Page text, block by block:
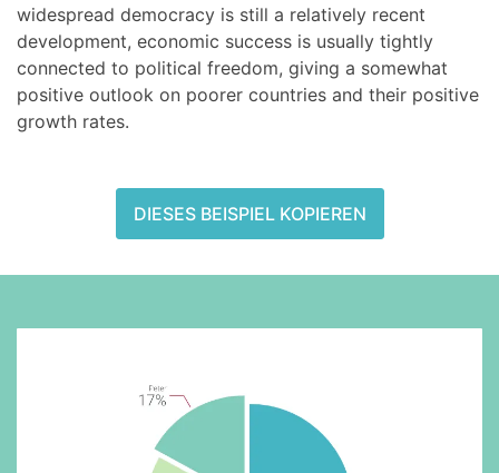
widespread democracy is still a relatively recent
development, economic success is usually tightly
connected to political freedom, giving a somewhat
positive outlook on poorer countries and their positive
growth rates.
DIESES BEISPIEL KOPIEREN